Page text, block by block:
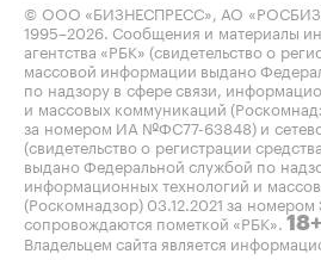
© ООО «БИЗНЕСПРЕСС», АО
1995–2026 . Сообщения и материалы
агентства «РБК» (свидетельство о
массовой информации выдано
по надзору в сфере связи,
и массовых коммуникаций
за номером ИА №ФС77-63848) и
(свидетельство о регистрации
выдано Федеральной службой по
информационных технологий и
(Роскомнадзор) 03.12.2021 за
сопровождаются пометкой «РБК». 18+
Владельцем сайта является